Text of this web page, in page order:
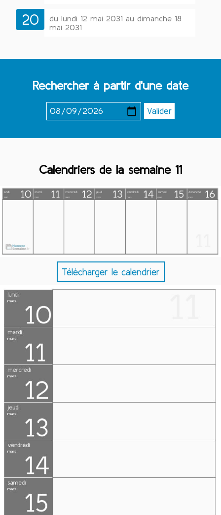
20
du lundi 12 mai 2031 au dimanche 18
mai 2031
Rechercher à partir d'une date
Calendriers de la semaine 11
Télécharger le calendrier